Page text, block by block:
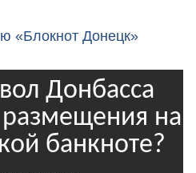
«Блокнот Донецк»